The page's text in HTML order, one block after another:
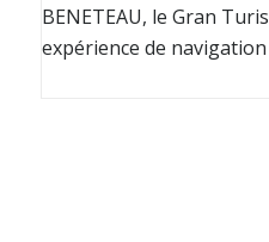
BENETEAU, le Gran
expérience de